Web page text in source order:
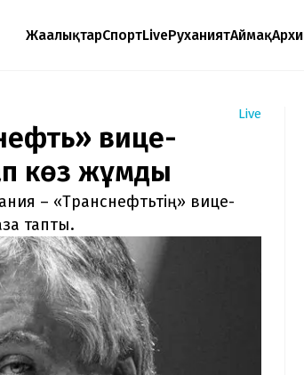
ЖаңалықтарСпортLiveРуханиятАймақ
Live
вице-
көз жұмды
– «Транснефтьтің» вице-
тапты.